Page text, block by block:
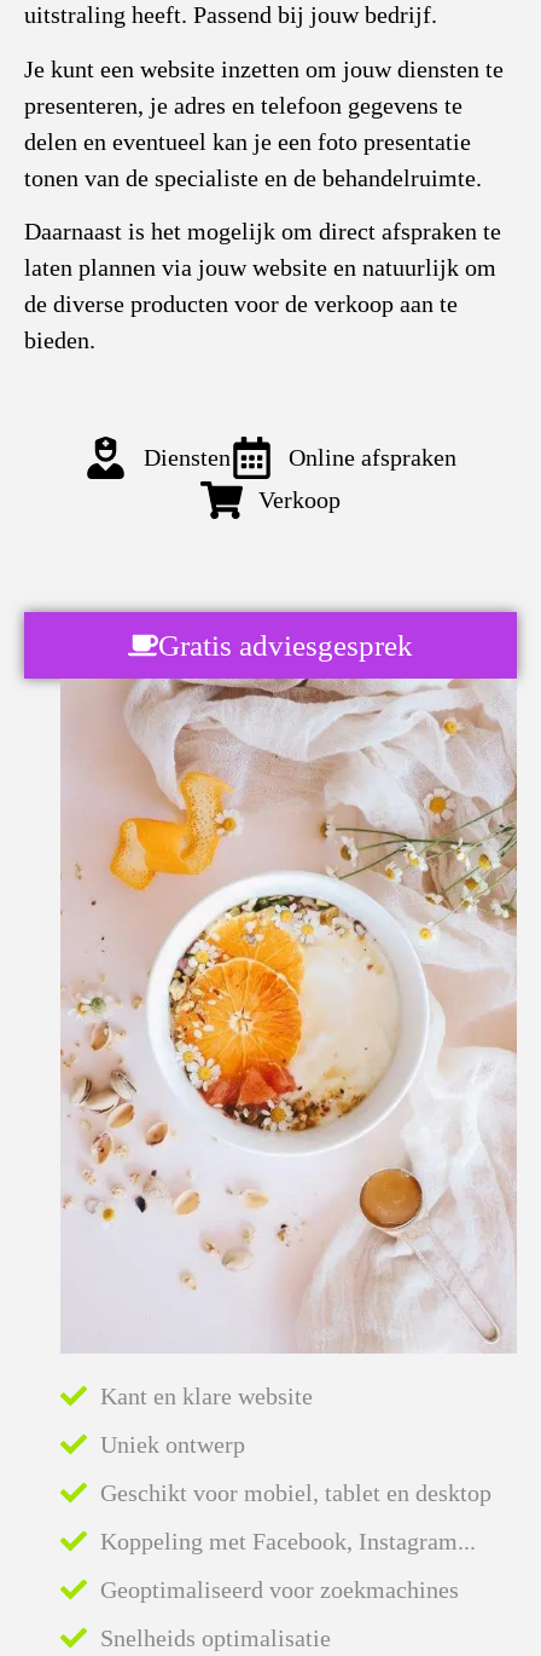
uitstraling heeft. Passend bij jouw bedrijf.
Je kunt een website inzetten om jouw diensten te
presenteren, je adres en telefoon gegevens te
delen en eventueel kan je een foto presentatie
tonen van de specialiste en de behandelruimte.
Daarnaast is het mogelijk om direct afspraken te
laten plannen via jouw website en natuurlijk om
de diverse producten voor de verkoop aan te
bieden.
Diensten
Online afspraken
Verkoop
Gratis adviesgesprek
Kant en klare website
Uniek ontwerp
Geschikt voor mobiel, tablet en desktop
Koppeling met Facebook, Instagram...
Geoptimaliseerd voor zoekmachines
Snelheids optimalisatie